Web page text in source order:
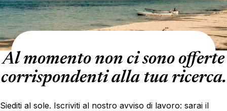
Al momento non ci sono offerte
corrispondenti alla tua ricerca.
Siediti al sole. Iscriviti al nostro avviso di lavoro: sarai il